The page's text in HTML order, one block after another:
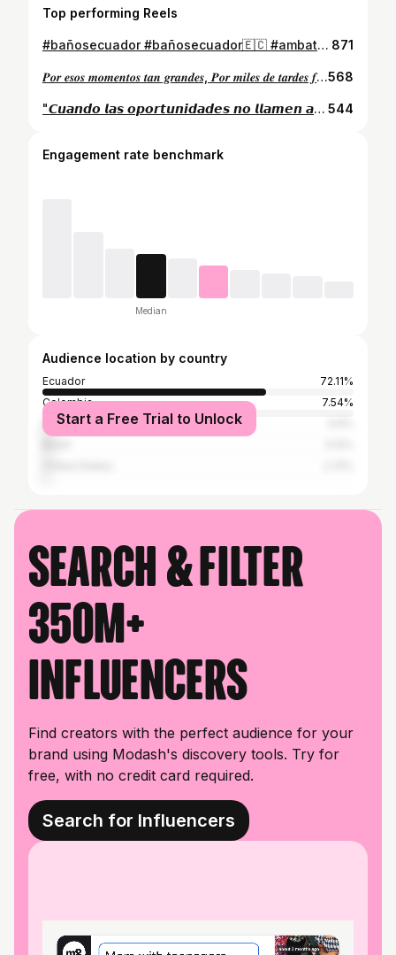
Top performing Reels
#bañosecuador #bañosecuador🇪🇨 #ambato #cascada 🏞️🌈⛰️🌱🏔️ 871
𝑷𝒐𝒓 𝒆𝒔𝒐𝒔 𝒎𝒐𝒎𝒆𝒏𝒕𝒐𝒔 𝒕𝒂𝒏 𝒈𝒓𝒂𝒏𝒅𝒆𝒔, 𝑷𝒐𝒓 𝒎𝒊𝒍𝒆𝒔 𝒅𝒆 𝒕𝒂𝒓𝒅𝒆𝒔 𝒇𝒆𝒍𝒊𝒄𝒆𝒔, 𝒑𝒐𝒓 𝒆𝒔𝒐 𝒚 𝒔𝒊𝒆𝒎𝒑𝒓𝒆 𝒔𝒆𝒓𝒂𝒔, 𝒍𝒂 𝒑𝒂𝒔𝒊𝒐𝒏 𝒅𝒆 𝒎𝒊 𝒗𝒊𝒅𝒂...🇪🇪 #emelec #emelexista #bocadelpozo #clubsportemelec#csemelec568
"𝘾𝙪𝙖𝙣𝙙𝙤 𝙡𝙖𝙨 𝙤𝙥𝙤𝙧𝙩𝙪𝙣𝙞𝙙𝙖𝙙𝙚𝙨 𝙣𝙤 𝙡𝙡𝙖𝙢𝙚𝙣 𝙖 𝙩𝙪 𝙥𝙪𝙚𝙧𝙩𝙖, 𝙘𝙤𝙣𝙨𝙩𝙧𝙪𝙮𝙚 𝙪𝙣𝙖." #fitnessmotivation #fitnesslifestyle #fitgoals #fitshopecuador #misterecuadorusa #rusia 544
Engagement rate benchmark
Median
Audience location by country
Ecuador
72.11%
Colombia
7.54%
Mexico
Start a Free Trial to Unlock
Search & filter
350M+
influencers
Find creators with the perfect audience for your
brand using Modash's discovery tools. Try for
free, with no credit card required.
Search for Influencers